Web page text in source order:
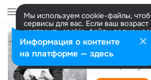
Мы используем cookie-файлы,
сервисы для вас. Если ваш возраст
настроить cookie-файлы должен
представитель. Больше
Разрешить все Настроить
Invisible
Contemporary
Информация о контенте
на платформе — здесь